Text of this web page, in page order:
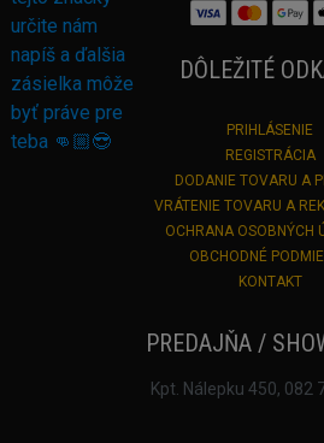
DÔLEŽITÉ
PRIHLÁSENIE
REGISTRÁCIA
DODANIE TOVARU A
VRÁTENIE TOVARU A
OCHRANA OSOBNÝCH
OBCHODNÉ
KONTAKT
PREDAJŇA /
Kpt. Nálepku 450, 082